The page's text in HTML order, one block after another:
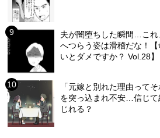
夫が闇堕ちした瞬間…こ
へつらう姿は滑稽だな！
いとダメですか？ Vol.28】
「元嫁と別れた理由って
を突っ込まれ不安…信じ
じれる？